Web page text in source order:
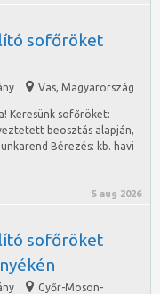
sofőröket
Vas, Magyarország
Keresünk sofőröket:
beosztás alapján,
Bérezés: kb. havi
5 aug 2026
sofőröket
Győr-Moson-